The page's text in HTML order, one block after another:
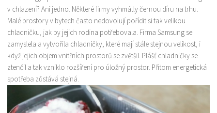
v chlazení? Ani jedno. Některé firmy vyhmátly černou díru na trhu.
Malé prostory v bytech často nedovolují pořídit si tak velikou
chladničku, jak by jejich rodina potřebovala. Firma Samsung se
zamyslela a vytvořila chladničky, které mají stále stejnou velikost, i
když jejich objem vnitřních prostorů se zvětšil. Plášť chladničky se
ztenčil a tak vzniklo rozšíření pro úložný prostor. Přitom energetická
spotřeba zůstává stejná.